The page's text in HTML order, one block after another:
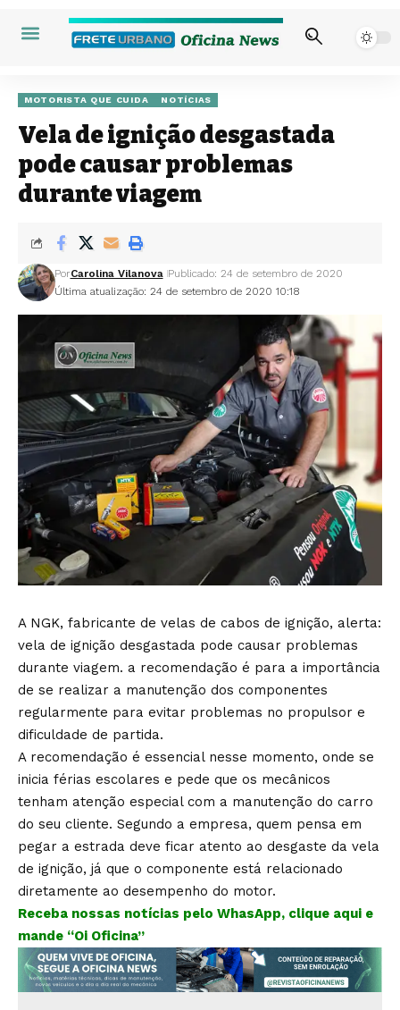
MOTORISTA QUE CUIDA NOTÍCIAS
Vela de ignição desgastada
pode causar problemas
durante viagem
Última atualização: 24 de setembro de 2020 10:18
PorCarolina Vilanova Publicado: 24 de setembro de 2020
A NGK, fabricante de velas de cabos de ignição, alerta:
vela de ignição desgastada pode causar problemas
durante viagem. a recomendação é para a importância
de se realizar a manutenção dos componentes
regularmente para evitar problemas no propulsor e
dificuldade de partida.
A recomendação é essencial nesse momento, onde se
inicia férias escolares e pede que os mecânicos
tenham atenção especial com a manutenção do carro
do seu cliente. Segundo a empresa, quem pensa em
pegar a estrada deve ficar atento ao desgaste da vela
de ignição, já que o componente está relacionado
diretamente ao desempenho do motor.
Receba nossas notícias pelo WhasApp, clique aqui e
mande “Oi Oficina”